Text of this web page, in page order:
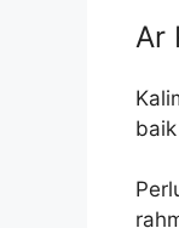
Ar